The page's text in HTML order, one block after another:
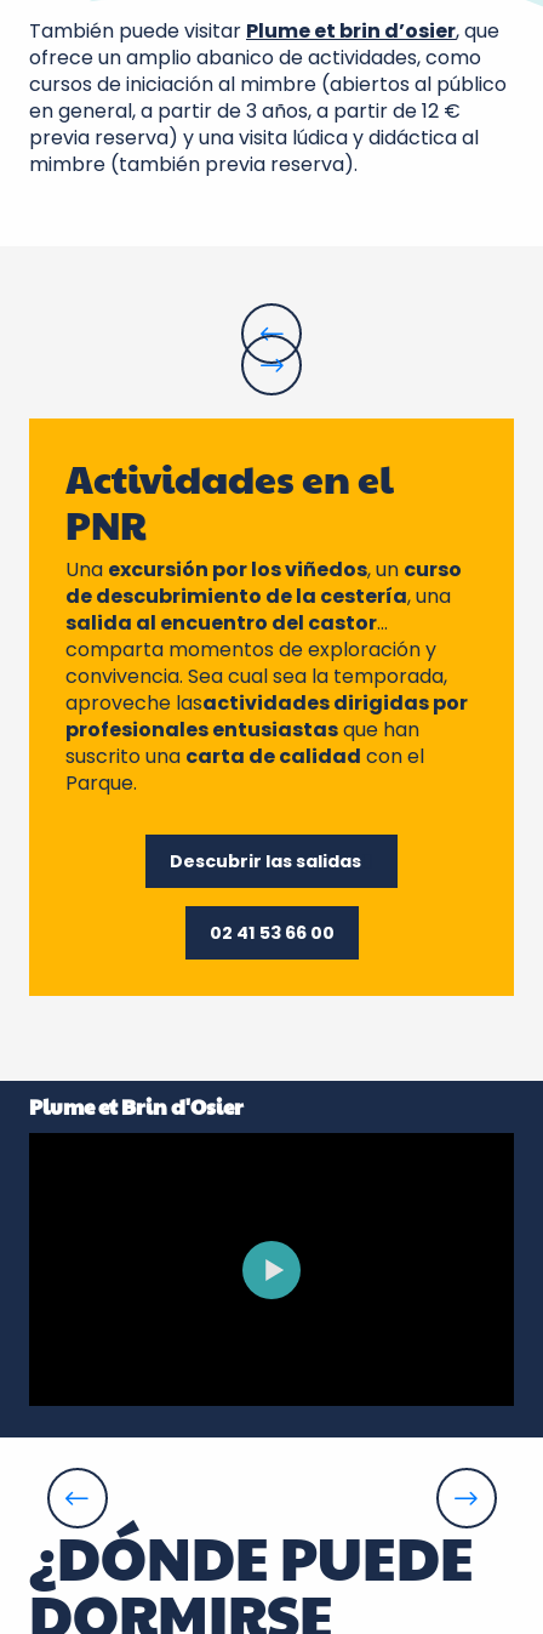
También puede visitar Plume et brin d’osier, que
ofrece un amplio abanico de actividades, como
cursos de iniciación al mimbre (abiertos al público
en general, a partir de 3 años, a partir de 12 €
previa reserva) y una visita lúdica y didáctica al
mimbre (también previa reserva).
Actividades en el
PNR
Una excursión por los viñedos, un curso
de descubrimiento de la cestería, una
salida al encuentro del castor…
comparta momentos de exploración y
convivencia. Sea cual sea la temporada,
aproveche lasactividades dirigidas por
profesionales entusiastasque han
suscrito una carta de calidad con el
Parque.
Descubrir las salidas
02 41 53 66 00
Plume et Brin d'Osier
¿DÓNDE PUEDE
DORMIRSE
La Cabane du Verger
La Chapelle-aux-Naux